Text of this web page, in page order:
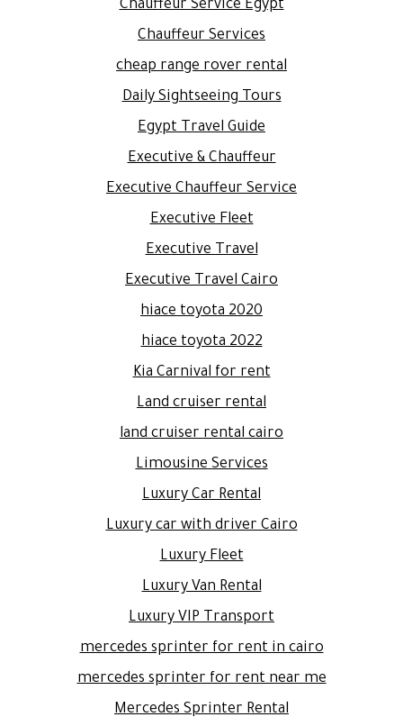
Chauffeur Service Egypt
Chauffeur Services
cheap range rover rental
Daily Sightseeing Tours
Egypt Travel Guide
Executive & Chauffeur
Executive Chauffeur Service
Executive Fleet
Executive Travel
Executive Travel Cairo
hiace toyota 2020
hiace toyota 2022
Kia Carnival for rent
Land cruiser rental
land cruiser rental cairo
Limousine Services
Luxury Car Rental
Luxury car with driver Cairo
Luxury Fleet
Luxury Van Rental
Luxury VIP Transport
mercedes sprinter for rent in cairo
mercedes sprinter for rent near me
Mercedes Sprinter Rental